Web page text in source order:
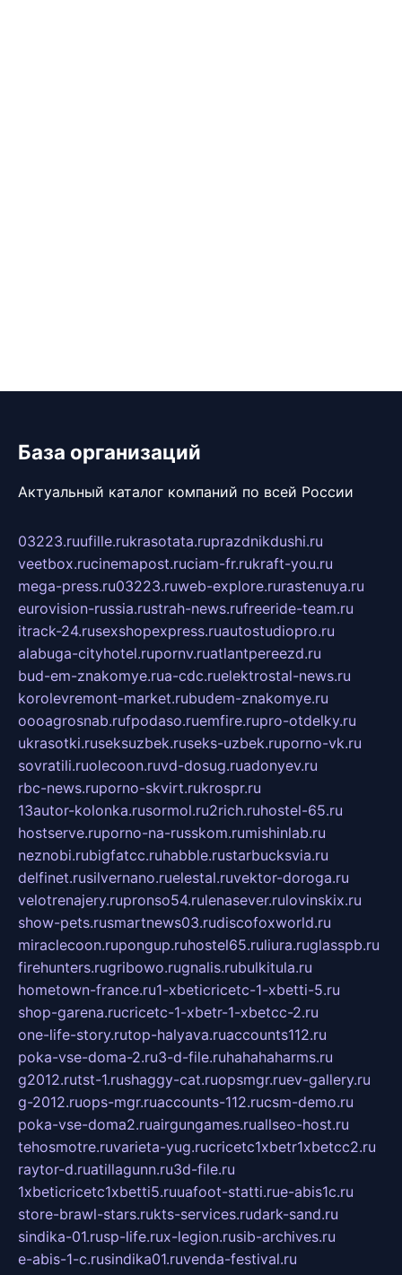
База организаций
Актуальный каталог компаний по всей России
03223.ruufille.rukrasotata.ruprazdnikdushi.ru
veetbox.rucinemapost.ruciam-fr.rukraft-you.ru
mega-press.ru03223.ruweb-explore.rurastenuya.ru
eurovision-russia.rustrah-news.rufreeride-team.ru
itrack-24.rusexshopexpress.ruautostudiopro.ru
alabuga-cityhotel.rupornv.ruatlantpereezd.ru
bud-em-znakomye.rua-cdc.ruelektrostal-news.ru
korolevremont-market.rubudem-znakomye.ru
oooagrosnab.rufpodaso.ruemfire.rupro-otdelky.ru
ukrasotki.ruseksuzbek.ruseks-uzbek.ruporno-vk.ru
sovratili.ruolecoon.ruvd-dosug.ruadonyev.ru
rbc-news.ruporno-skvirt.rukrospr.ru
13autor-kolonka.rusormol.ru2rich.ruhostel-65.ru
hostserve.ruporno-na-russkom.rumishinlab.ru
neznobi.rubigfatcc.ruhabble.rustarbucksvia.ru
delfinet.rusilvernano.ruelestal.ruvektor-doroga.ru
velotrenajery.rupronso54.rulenasever.rulovinskix.ru
show-pets.rusmartnews03.rudiscofoxworld.ru
miraclecoon.rupongup.ruhostel65.ruliura.ruglasspb.ru
firehunters.rugribowo.rugnalis.rubulkitula.ru
hometown-france.ru1-xbeticricetc-1-xbetti-5.ru
shop-garena.rucricetc-1-xbetr-1-xbetcc-2.ru
one-life-story.rutop-halyava.ruaccounts112.ru
poka-vse-doma-2.ru3-d-file.ruhahahaharms.ru
g2012.rutst-1.rushaggy-cat.ruopsmgr.ruev-gallery.ru
g-2012.ruops-mgr.ruaccounts-112.rucsm-demo.ru
poka-vse-doma2.ruairgungames.ruallseo-host.ru
tehosmotre.ruvarieta-yug.rucricetc1xbetr1xbetcc2.ru
raytor-d.ruatillagunn.ru3d-file.ru
1xbeticricetc1xbetti5.ruuafoot-statti.rue-abis1c.ru
store-brawl-stars.rukts-services.rudark-sand.ru
sindika-01.rusp-life.rux-legion.rusib-archives.ru
e-abis-1-c.rusindika01.ruvenda-festival.ru